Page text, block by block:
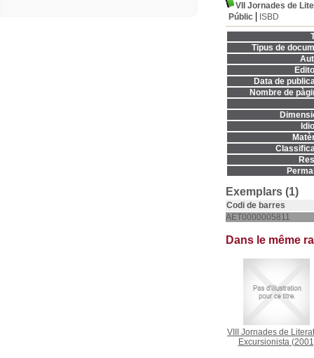
VII Jornades de
Públic
ISBD
Tipus de
Data de
Nombre de
Exemplars (1)
Codi de barres
AET0000005811
Dans le même
VIII Jornades de
Excursionista